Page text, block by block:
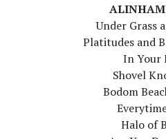
Under Grass
Platitudes and
In Your
Shovel
Bodom
Halo of